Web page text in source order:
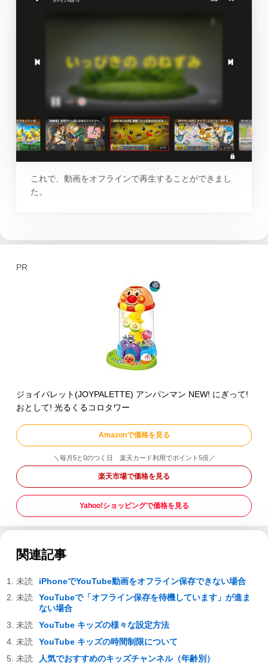
これで、動画をオフラインで再生することができまし
た。
PR
ジョイパレット(JOYPALETTE) アンパンマン NEW! にぎって!
おとして! 光るくるコロタワー
Amazonで価格を見る
＼毎月5と0のつく日 楽天カード利用でポイント5倍／
楽天市場で価格を見る
Yahoo!ショッピングで価格を見る
関連記事
iPhoneでYouTube動画をオフライン保存できない場合
YouTubeで「オフライン保存を待機しています」が進ま
ない場合
YouTube キッズの様々な設定方法
YouTube キッズの時間制限について
人気でおすすめのキッズチャンネル（年齢別）